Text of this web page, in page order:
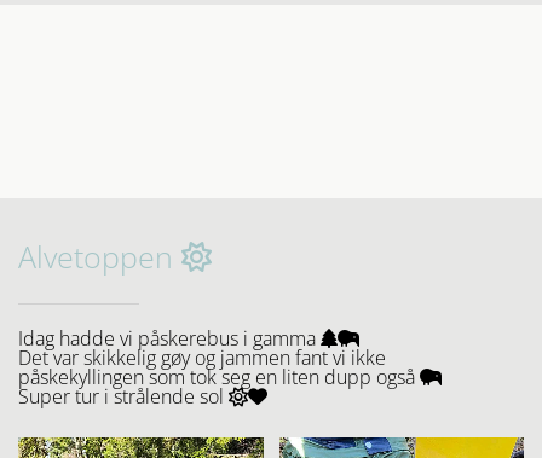
Alvetoppen 
Idag hadde vi påskerebus i gamma 
Det var skikkelig gøy og jammen fant vi ikke
påskekyllingen som tok seg en liten dupp også 
Super tur i strålende sol 